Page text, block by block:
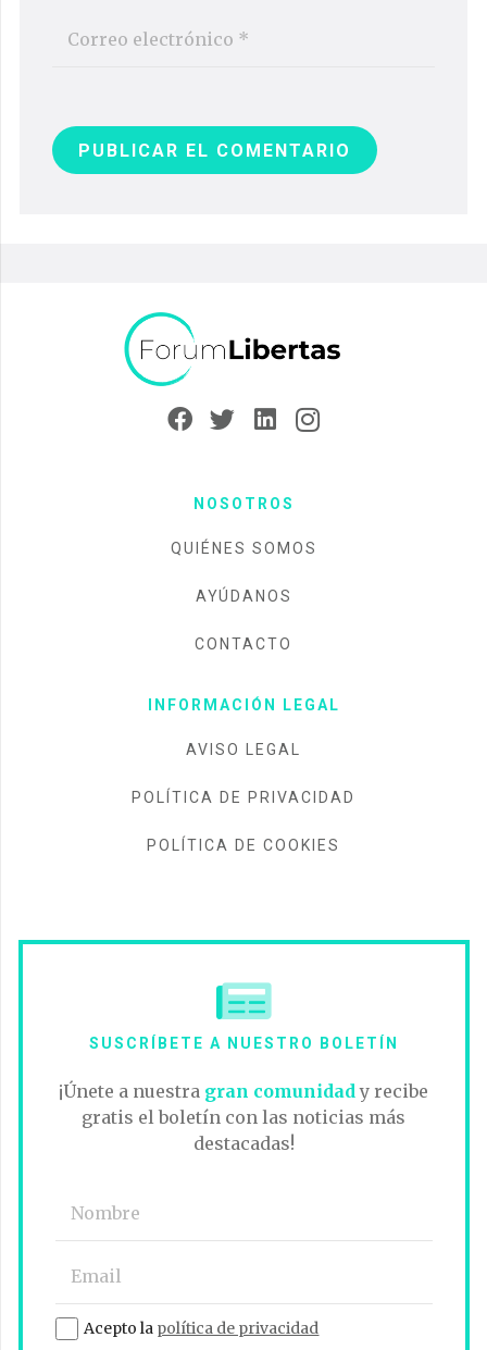
PUBLICAR EL COMENTARIO
NOSOTROS
QUIÉNES SOMOS
AYÚDANOS
CONTACTO
INFORMACIÓN LEGAL
AVISO LEGAL
POLÍTICA DE PRIVACIDAD
POLÍTICA DE COOKIES
SUSCRÍBETE A NUESTRO BOLETÍN
¡Únete a nuestra gran comunidad y recibe
gratis el boletín con las noticias más
destacadas!
Acepto la política de privacidad